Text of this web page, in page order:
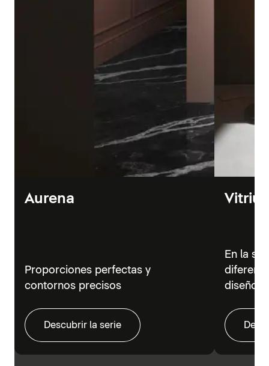
Aurena
Proporciones perfectas y
contornos precisos
Descubrir la serie
En la
diseño